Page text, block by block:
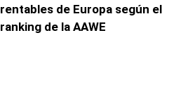
rentables de Europa según el
ranking de la AAWE